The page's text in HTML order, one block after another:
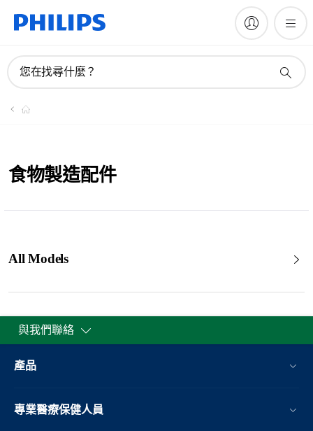
您在找尋什麼？
食物製造配件
All Models
與我們聯絡
產品
專業醫療保健人員